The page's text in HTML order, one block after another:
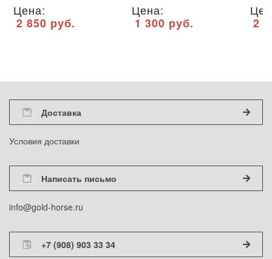
Цена:
2 850 руб.
Цена:
1 300 руб.
2
Доставка
Условия доставки
Написать письмо
info@gold-horse.ru
+7 (908) 903 33 34